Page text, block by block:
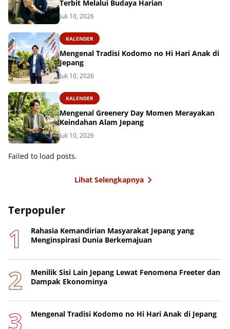
Terbit Melalui Budaya Harian
Juli 10, 2026
KALENDER
Mengenal Tradisi Kodomo no Hi Hari Anak di
Jepang
Juli 10, 2026
KALENDER
Mengenal Greenery Day Momen Merayakan
Keindahan Alam Jepang
Juli 10, 2026
Failed to load posts.
Lihat Selengkapnya
Terpopuler
Rahasia Kemandirian Masyarakat Jepang yang
Menginspirasi Dunia Berkemajuan
Menilik Sisi Lain Jepang Lewat Fenomena Freeter dan
Dampak Ekonominya
Mengenal Tradisi Kodomo no Hi Hari Anak di Jepang